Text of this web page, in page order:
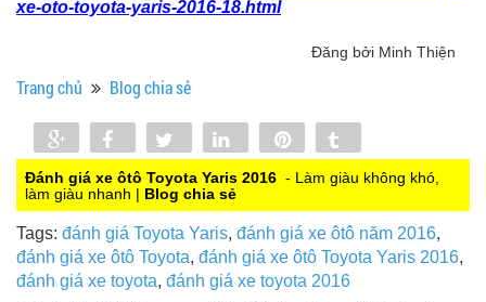
xe-oto-toyota-yaris-2016-18.html
Đăng bởi Minh Thiện
Trang chủ Blog chia sẻ
Share Share Tweet Share
Đánh giá xe ôtô Toyota Yaris 2016 - Làm giàu không khó,
làm giàu nhanh | Blog chia sẻ
Tags: đánh giá Toyota Yaris, đánh giá xe ôtô năm 2016,
đánh giá xe ôtô Toyota, đánh giá xe ôtô Toyota Yaris 2016,
đánh giá xe toyota, đánh giá xe toyota 2016